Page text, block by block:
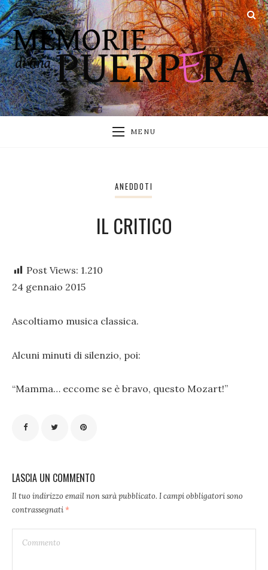
MENU
ANEDDOTI
IL CRITICO
Post Views: 1.210
24 gennaio 2015
Ascoltiamo musica classica.
Alcuni minuti di silenzio, poi:
“Mamma… eccome se è bravo, questo Mozart!”
LASCIA UN COMMENTO
Il tuo indirizzo email non sarà pubblicato. I campi obbligatori sono
contrassegnati*